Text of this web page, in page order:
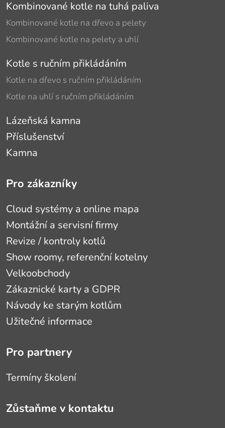
Kombinované kotle na tuhá paliva
Kombinované kotle na dřevo a pelety
Kombinované kotle na pelety a uhlí
Kotle s ručním přikládáním
Kotle na dřevo s ručním přikládáním
Kotle na uhlí s ručním přikládáním
Lázeňská kamna
Příslušenství
Kamna
Pro zákazníky
Cloud systémy a online mapa
Montážní a servisní firmy
Revize / kontroly kotlů
Show roomy, referenční kotelny
Velkoobchody
Zákaznické karty a GDPR
Návody ke starým kotlům
Užitečné informace
Pro partnery
Termíny školení
Zůstaňme v kontaktu